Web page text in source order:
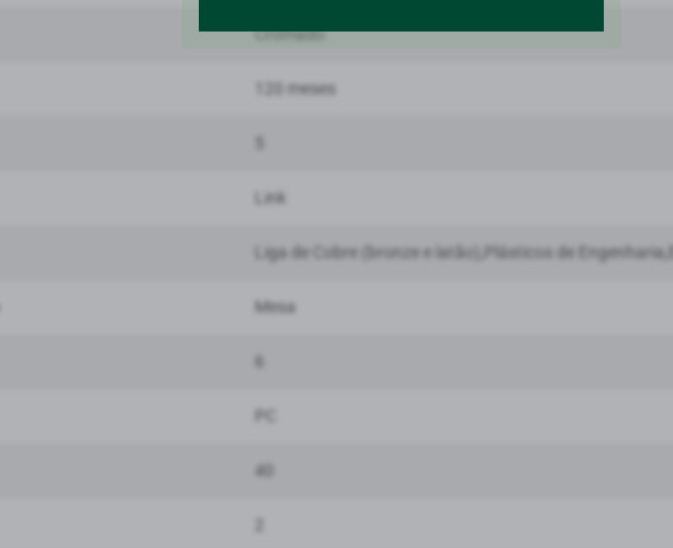
Cromado
120 meses
Link
Liga de Cobre (bronze e latão),Plásticos de
Mesa
PC
40